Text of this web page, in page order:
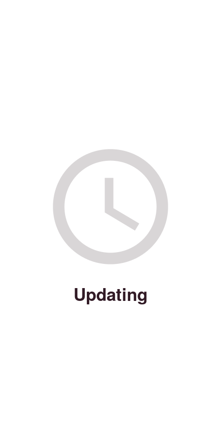
Updating